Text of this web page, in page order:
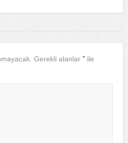
Gerekli alanlar *ile